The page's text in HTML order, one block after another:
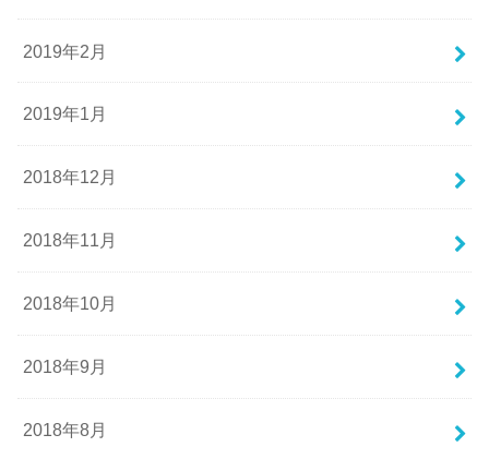
2019年2月
2019年1月
2018年12月
2018年11月
2018年10月
2018年9月
2018年8月